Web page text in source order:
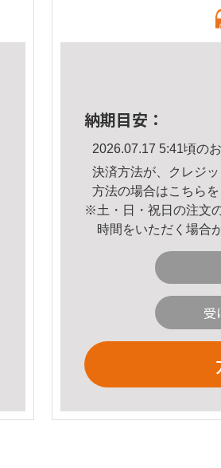
納期目安：
2026.07.17 5:41頃の
決済方法が、クレジ
方法の場合はこちら
※土・日・祝日の注文
時間をいただく場合
受